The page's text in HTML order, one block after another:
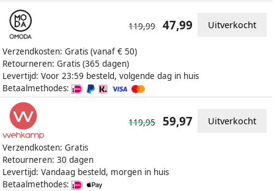
Verzendkosten: Gratis (vanaf € 50)
Retourneren: Gratis (365 dagen)
Levertijd: Voor 23:59 besteld, volgende dag in huis
Betaalmethodes:
119,99 47,99 Uitverkocht
Verzendkosten: Gratis
Retourneren: 30 dagen
Levertijd: Vandaag besteld, morgen in huis
Betaalmethodes:
119,95 59,97 Uitverkocht